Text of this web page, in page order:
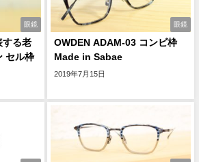
眼鏡
する老
セル枠
眼鏡
OWDEN ADAM-03 コンビ枠
Made in Sabae
2019年7月15日